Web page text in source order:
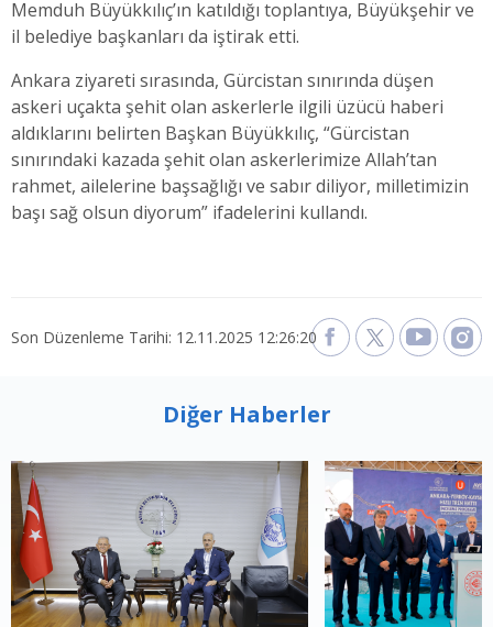
Memduh Büyükkılıç’ın katıldığı toplantıya, Büyükşehir ve
il belediye başkanları da iştirak etti.
Ankara ziyareti sırasında, Gürcistan sınırında düşen
askeri uçakta şehit olan askerlerle ilgili üzücü haberi
aldıklarını belirten Başkan Büyükkılıç, “Gürcistan
sınırındaki kazada şehit olan askerlerimize Allah’tan
rahmet, ailelerine başsağlığı ve sabır diliyor, milletimizin
başı sağ olsun diyorum” ifadelerini kullandı.
Son Düzenleme Tarihi: 12.11.2025 12:26:20
Diğer Haberler